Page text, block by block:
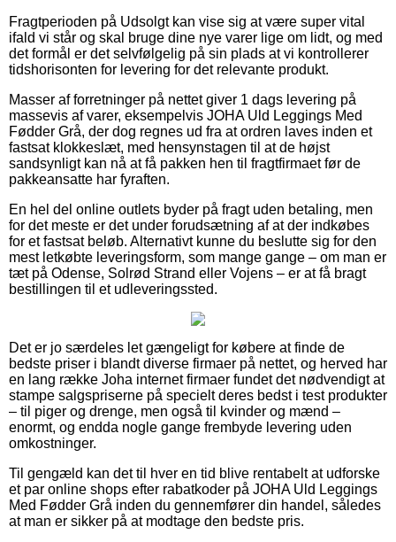
Fragtperioden på Udsolgt kan vise sig at være super vital
ifald vi står og skal bruge dine nye varer lige om lidt, og med
det formål er det selvfølgelig på sin plads at vi kontrollerer
tidshorisonten for levering for det relevante produkt.
Masser af forretninger på nettet giver 1 dags levering på
massevis af varer, eksempelvis JOHA Uld Leggings Med
Fødder Grå, der dog regnes ud fra at ordren laves inden et
fastsat klokkeslæt, med hensynstagen til at de højst
sandsynligt kan nå at få pakken hen til fragtfirmaet før de
pakkeansatte har fyraften.
En hel del online outlets byder på fragt uden betaling, men
for det meste er det under forudsætning af at der indkøbes
for et fastsat beløb. Alternativt kunne du beslutte sig for den
mest letkøbte leveringsform, som mange gange – om man er
tæt på Odense, Solrød Strand eller Vojens – er at få bragt
bestillingen til et udleveringssted.
Det er jo særdeles let gængeligt for købere at finde de
bedste priser i blandt diverse firmaer på nettet, og herved har
en lang række Joha internet firmaer fundet det nødvendigt at
stampe salgspriserne på specielt deres bedst i test produkter
– til piger og drenge, men også til kvinder og mænd –
enormt, og endda nogle gange frembyde levering uden
omkostninger.
Til gengæld kan det til hver en tid blive rentabelt at udforske
et par online shops efter rabatkoder på JOHA Uld Leggings
Med Fødder Grå inden du gennemfører din handel, således
at man er sikker på at modtage den bedste pris.